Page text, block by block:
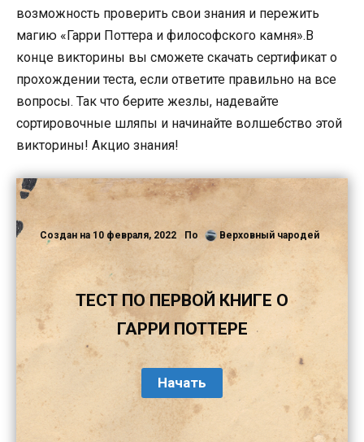
возможность проверить свои знания и пережить
магию «Гарри Поттера и философского камня».В
конце викторины вы сможете скачать сертификат о
прохождении теста, если ответите правильно на все
вопросы. Так что берите жезлы, надевайте
сортировочные шляпы и начинайте волшебство этой
викторины! Акцио знания!
Создан на 10 февраля, 2022 По Верховный чародей
ТЕСТ ПО ПЕРВОЙ КНИГЕ О
ГАРРИ ПОТТЕРЕ